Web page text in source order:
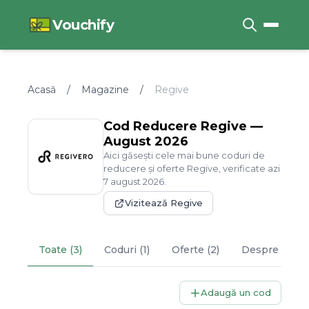
Vouchify
Acasă / Magazine / Regive
Cod Reducere Regive —
August 2026
Aici găsești cele mai bune coduri de
reducere și oferte Regive , verificate azi
7 august 2026
Vizitează Regive
Toate (3) Coduri (1) Oferte (2) Despre
Adaugă un cod